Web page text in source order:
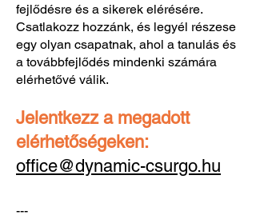
fejlődésre és a sikerek elérésére.
Csatlakozz hozzánk, és legyél részese
egy olyan csapatnak, ahol a tanulás és
a továbbfejlődés mindenki számára
elérhetővé válik.
Jelentkezz a megadott
elérhetőségeken:
office@dynamic-csurgo.hu
---